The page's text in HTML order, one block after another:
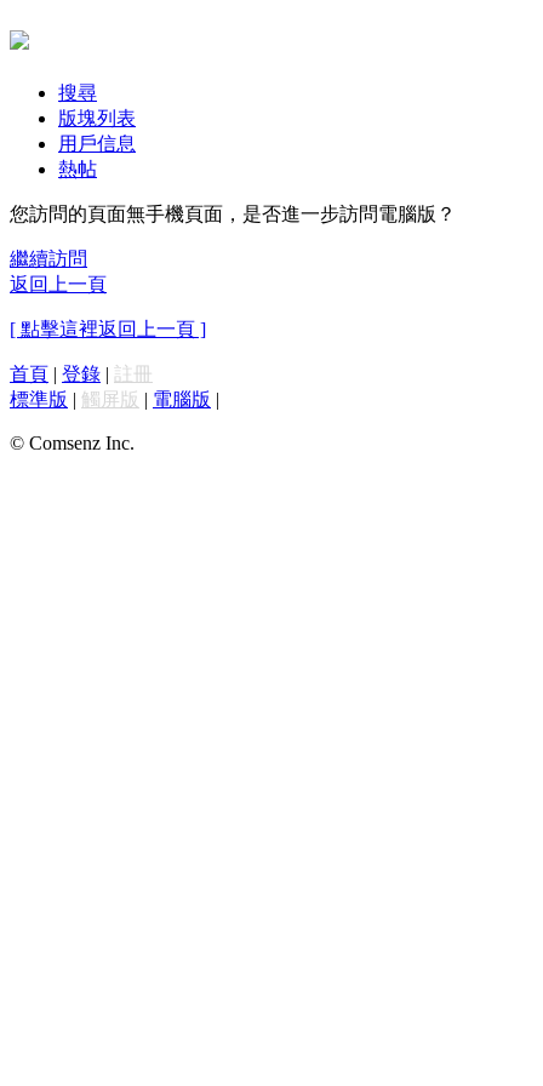
搜尋
版塊列表
用戶信息
熱帖
您訪問的頁面無手機頁面，是否進一步訪問電腦版？
繼續訪問
返回上一頁
[ 點擊這裡返回上一頁 ]
首頁 | 登錄 | 註冊
標準版 | 觸屏版 | 電腦版 |
© Comsenz Inc.